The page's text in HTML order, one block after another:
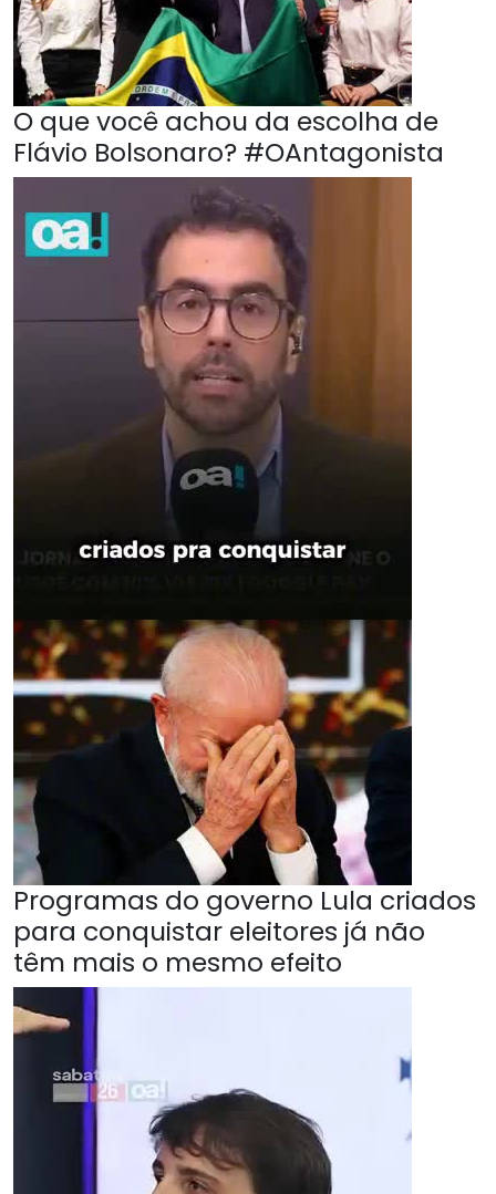
O que você achou da escolha de
Flávio Bolsonaro? #OAntagonista
Programas do governo Lula criados
para conquistar eleitores já não
têm mais o mesmo efeito